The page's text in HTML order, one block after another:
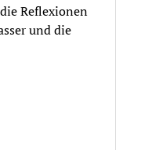
Reflexionen
und die